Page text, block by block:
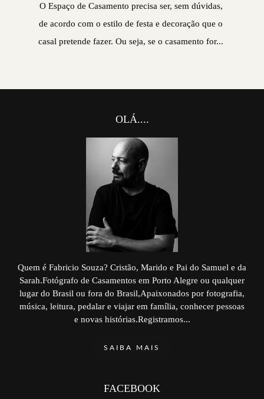
O Espaço de Casamento precisa ser, sem dúvidas,
de acordo com o estilo de festa e decoração que o
casal pretende fazer. Ou seja, se o casamento for...
OLÁ....
Quem é Fabricio Souza? Cristão, Marido e Pai do Samuel e da
Sarah.Fotógrafo de Casamentos em Porto Alegre ou qualquer
lugar do Brasil ou fora do Brasil,Apaixonados por fotografia,
música, leitura, pedalar e viajar em família, conhecer pessoas
e novas histórias.Registramos...
SAIBA MAIS
FACEBOOK